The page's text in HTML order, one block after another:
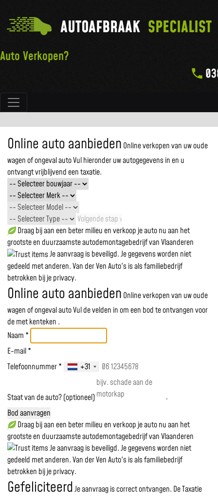
Hoofdnavigatie
AUTOAFBRAAK SPECIALIST
Auto Verkopen?
Online auto aanbieden Online verkopen van uw oude
wagen of ongeval autoVul hieronder uw autogegevens in en u
ontvangt vrijblijvend een taxatie.
Volgende stap ›
Draag bij aan een beter milieu en verkoop je auto nu aan het
grootste en duurzaamste autodemontagebedrijf van Vlaanderen
Je aanvraag is beveiligd. Je gegevens worden niet
gedeeld met anderen. Van der Ven Auto's is als familiebedrijf
betrokken bij je privacy.
Online auto aanbieden Online verkopen van uw oude
wagen of ongeval autoVul de velden in om een bod te ontvangen voor
demet kenteken .
Naam *
E-mail *
Telefoonnummer *
+31
Staat van de auto? (optioneel)
Bod aanvragen
Draag bij aan een beter milieu en verkoop je auto nu aan het
grootste en duurzaamste autodemontagebedrijf van Vlaanderen
Je aanvraag is beveiligd. Je gegevens worden niet
gedeeld met anderen. Van der Ven Auto's is als familiebedrijf
betrokken bij je privacy.
GefeliciteerdJe aanvraag is correct ontvangen. De Taxatie